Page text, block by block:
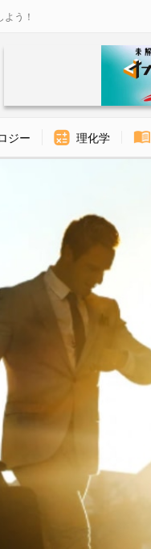
う！
ジー 理化学